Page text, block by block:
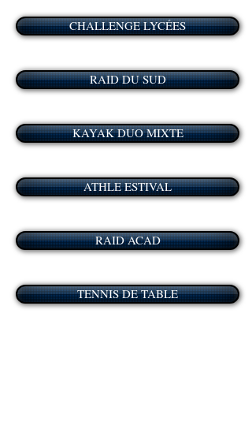
CHALLENGE LYCÉES
RAID DU SUD
KAYAK DUO MIXTE
ATHLE ESTIVAL
RAID ACAD
TENNIS DE TABLE